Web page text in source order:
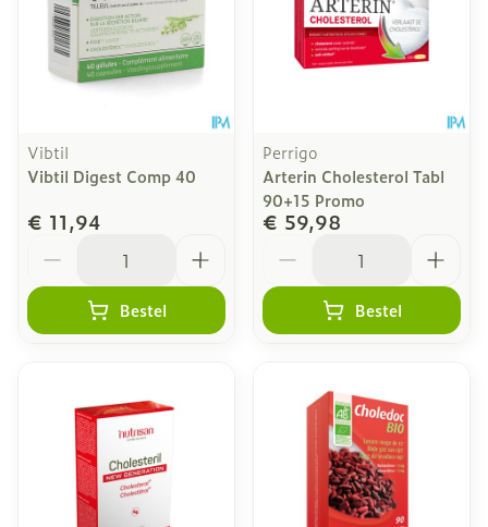
Vibtil
Vibtil Digest Comp 40
€ 11,94
Bestel
Perrigo
Arterin Cholesterol Tabl
90+15 Promo
€ 59,98
Bestel